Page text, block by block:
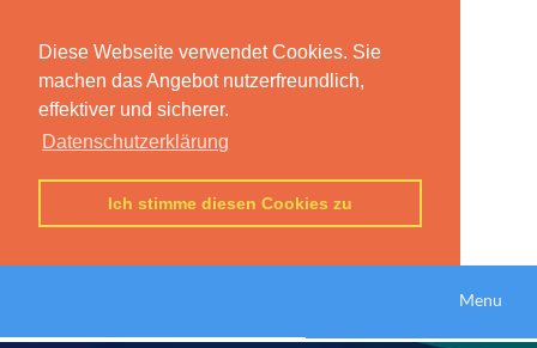
Diese Webseite verwendet Cookies. Sie
machen das Angebot nutzerfreundlich,
effektiver und sicherer.
Datenschutzerklärung
Ich stimme diesen Cookies zu
Menu